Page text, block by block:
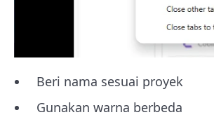
Beri nama sesuai proyek
Gunakan warna berbeda